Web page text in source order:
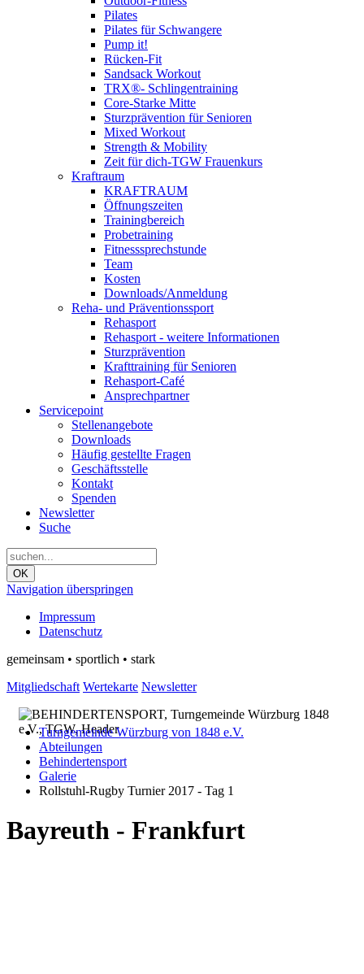
Pilates
Pilates für Schwangere
Pump it!
Rücken-Fit
Sandsack Workout
TRX®- Schlingentraining
Core-Starke Mitte
Sturzprävention für Senioren
Mixed Workout
Strength & Mobility
Zeit für dich-TGW Frauenkurs
Kraftraum
KRAFTRAUM
Öffnungszeiten
Trainingbereich
Probetraining
Fitnesssprechstunde
Team
Kosten
Downloads/Anmeldung
Reha- und Präventionssport
Rehasport
Rehasport - weitere Informationen
Sturzprävention
Krafttraining für Senioren
Rehasport-Café
Ansprechpartner
Servicepoint
Stellenangebote
Downloads
Häufig gestellte Fragen
Geschäftsstelle
Kontakt
Spenden
Newsletter
Suche
OK
Navigation überspringen
Impressum
Datenschutz
gemeinsam • sportlich • stark
Mitgliedschaft Wertekarte Newsletter
Turngemeinde Würzburg von 1848 e.V.
Abteilungen
Behindertensport
Galerie
Rollstuhl-Rugby Turnier 2017 - Tag 1
Bayreuth - Frankfurt